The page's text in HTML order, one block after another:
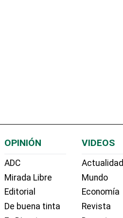
OPINIÓN
ADC
Mirada Libre
Editorial
De buena tinta
VIDEOS
Actualidad
Mundo
Economía
Revista